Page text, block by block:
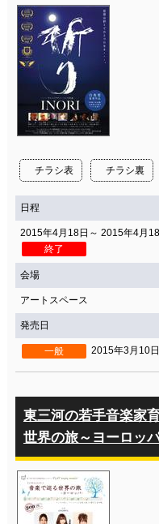
チラシ表 チラシ裏
日程
2015年4月18日～ 2015年4月
終了
会場
アートスペース
発売日
一般 2015年3月10
東三河の若手音楽家
世界の旅～ヨーロッ